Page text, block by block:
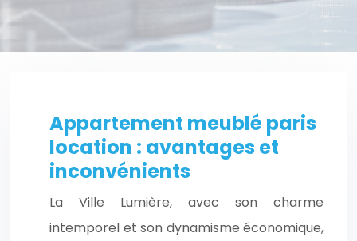
Appartement meublé paris
location : avantages et
inconvénients
La Ville Lumière, avec son charme
intemporel et son dynamisme économique,